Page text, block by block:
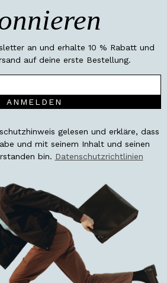
an und erhalte 10 % Rabatt und
auf deine erste Bestellung.
ANMELDEN
gelesen und erkläre, dass
und mit seinem Inhalt und seinen
bin. Datenschutzrichtlinien